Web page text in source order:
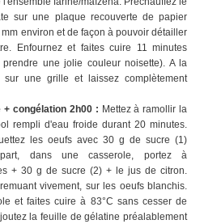
sur une plaque recouverte de papier
environ et de façon à pouvoir détailler
Enfournez et faites cuire 11 minutes
une jolie couleur noisette). A la
une grille et laissez complètement
congélation 2h00 : Mettez à ramollir la
rempli d'eau froide durant 20 minutes.
les oeufs avec 30 g de sucre (1)
dans une casserole, portez à
+ 30 g de sucre (2) + le jus de citron.
vivement, sur les oeufs blanchis.
et faites cuire à 83°C sans cesser de
la feuille de gélatine préalablement